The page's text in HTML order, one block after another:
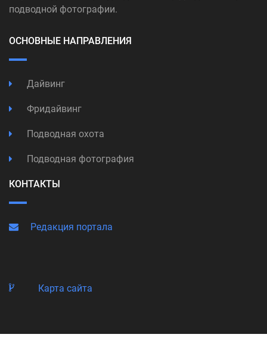
подводной фотографии.
ОСНОВНЫЕ НАПРАВЛЕНИЯ
Дайвинг
Фридайвинг
Подводная охота
Подводная фотография
КОНТАКТЫ
Редакция портала
Карта сайта